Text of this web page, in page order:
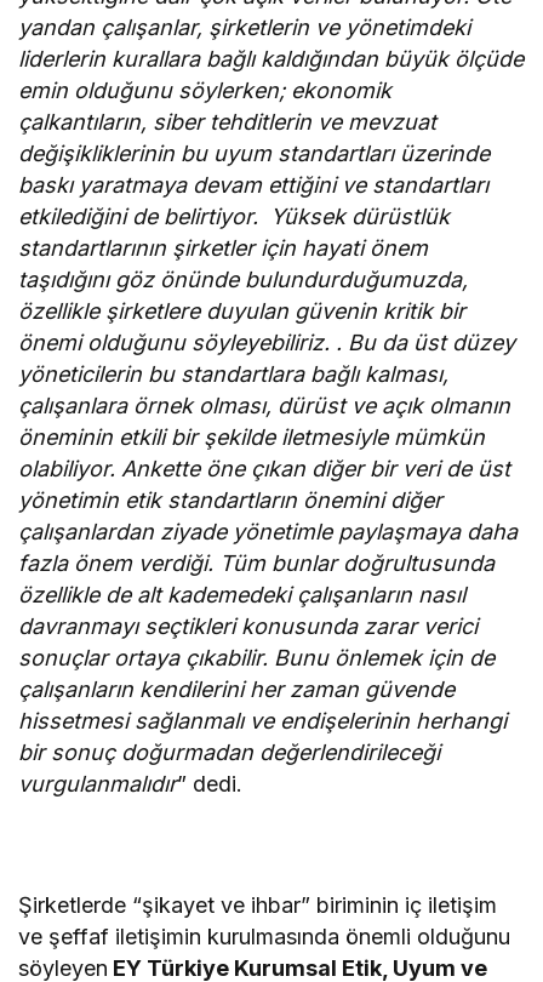
yandan çalışanlar, şirketlerin ve yönetimdeki
liderlerin kurallara bağlı kaldığından büyük ölçüde
emin olduğunu söylerken; ekonomik
çalkantıların, siber tehditlerin ve mevzuat
değişikliklerinin bu uyum standartları üzerinde
baskı yaratmaya devam ettiğini ve standartları
etkilediğini de belirtiyor. Yüksek dürüstlük
standartlarının şirketler için hayati önem
taşıdığını göz önünde bulundurduğumuzda,
özellikle şirketlere duyulan güvenin kritik bir
önemi olduğunu söyleyebiliriz. . Bu da üst düzey
yöneticilerin bu standartlara bağlı kalması,
çalışanlara örnek olması, dürüst ve açık olmanın
öneminin etkili bir şekilde iletmesiyle mümkün
olabiliyor. Ankette öne çıkan diğer bir veri de üst
yönetimin etik standartların önemini diğer
çalışanlardan ziyade yönetimle paylaşmaya daha
fazla önem verdiği. Tüm bunlar doğrultusunda
özellikle de alt kademedeki çalışanların nasıl
davranmayı seçtikleri konusunda zarar verici
sonuçlar ortaya çıkabilir. Bunu önlemek için de
çalışanların kendilerini her zaman güvende
hissetmesi sağlanmalı ve endişelerinin herhangi
bir sonuç doğurmadan değerlendirileceği
vurgulanmalıdır” dedi.
Şirketlerde “şikayet ve ihbar” biriminin iç iletişim
ve şeffaf iletişimin kurulmasında önemli olduğunu
söyleyen EY Türkiye Kurumsal Etik, Uyum ve